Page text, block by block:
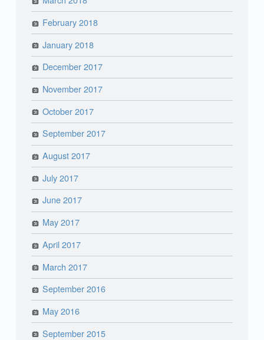
February 2018
January 2018
December 2017
November 2017
October 2017
September 2017
August 2017
July 2017
June 2017
May 2017
April 2017
March 2017
September 2016
May 2016
September 2015